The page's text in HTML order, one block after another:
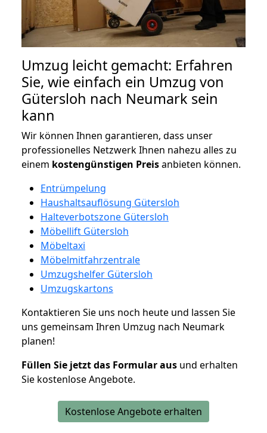
Umzug leicht gemacht: Erfahren
Sie, wie einfach ein Umzug von
Gütersloh nach Neumark sein
kann
Wir können Ihnen garantieren, dass unser
professionelles Netzwerk Ihnen nahezu alles zu
einem kostengünstigen Preisanbieten können.
Entrümpelung
Haushaltsauflösung Gütersloh
Halteverbotszone Gütersloh
Möbellift Gütersloh
Möbeltaxi
Möbelmitfahrzentrale
Umzugshelfer Gütersloh
Umzugskartons
Kontaktieren Sie uns noch heute und lassen Sie
uns gemeinsam Ihren Umzug nach Neumark
planen!
Füllen Sie jetzt das Formular aus und erhalten
Sie kostenlose Angebote.
Kostenlose Angebote erhalten